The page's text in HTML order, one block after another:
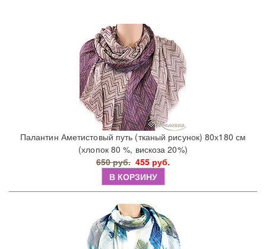
Палантин Аметистовый путь (тканый рисунок) 80х180 см
(хлопок 80 %, вискоза 20%)
650 руб. 455 руб.
В КОРЗИНУ